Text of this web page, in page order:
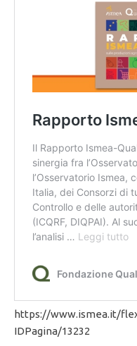
https://www.ismea.it/
IDPagina/13232